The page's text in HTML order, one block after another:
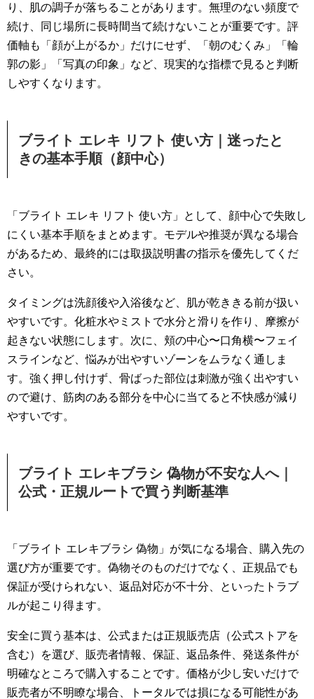
り、肌の調子が落ちることがあります。無理のない頻度で
続け、同じ場所に長時間当て続けないことが重要です。評
価軸も「顔が上がるか」だけにせず、「朝のむくみ」「輪
郭の影」「写真の印象」など、現実的な指標で見ると判断
しやすくなります。
ブライト エレキ リフト 使い方｜迷ったと
きの基本手順（顔中心）
「ブライト エレキ リフト 使い方」として、顔中心で失敗し
にくい基本手順をまとめます。モデルや推奨が異なる場合
があるため、最終的には取扱説明書の指示を優先してくだ
さい。
タイミングは洗顔後や入浴後など、肌が乾ききる前が扱い
やすいです。化粧水やミストで水分と滑りを作り、摩擦が
起きない状態にします。次に、頬の中心〜口角横〜フェイ
スラインなど、悩みが出やすいゾーンをムラなく通しま
す。強く押し付けず、骨ばった部位は刺激が強く出やすい
ので避け、筋肉のある部分を中心に当てると不快感が減り
やすいです。
ブライト エレキブラシ 偽物が不安な人へ｜
公式・正規ルートで買う判断基準
「ブライト エレキブラシ 偽物」が気になる場合、購入先の
選び方が重要です。偽物そのものだけでなく、正規品でも
保証が受けられない、返品対応が不十分、といったトラブ
ルが起こり得ます。
安全に買う基本は、公式または正規販売店（公式ストアを
含む）を選び、販売者情報、保証、返品条件、発送条件が
明確なところで購入することです。価格が少し安いだけで
販売者が不明瞭な場合、トータルでは損になる可能性があ